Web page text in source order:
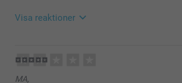
Varma hälsningar,
Visa reaktioner
14:37
MA,